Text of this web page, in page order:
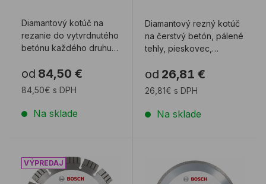
Diamantový kotúč na
rezanie do vytvrdnutého
betónu každého druhu a
betónu. Mimoriadne rýc
...
od 84,50 €
84,50€ s DPH
Na sklade
Diamantový rezný kotúč
na čerstvý betón, pálené
tehly, pieskovec,
stavebné ...
od 26,81 €
26,81€ s DPH
Na sklade
Diamant BOSCH Abrasiv BEST